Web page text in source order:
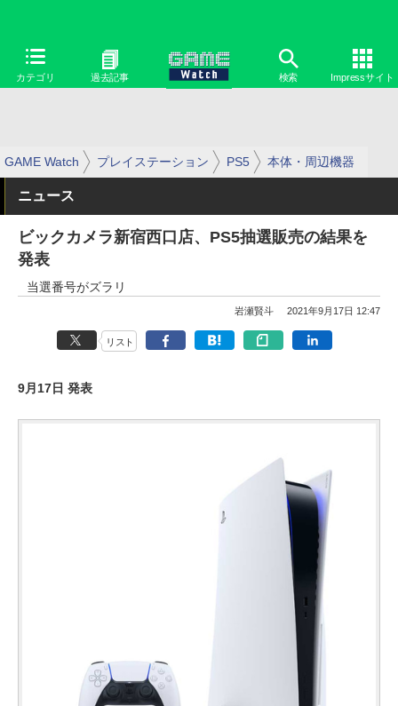
カテゴリ 過去記事 検索 Impressサイト
GAME Watch プレイステーション PS5 本体・周辺機器
ニュース
ビックカメラ新宿西口店、PS5抽選販売の結果を
発表
当選番号がズラリ
岩瀬賢斗 2021年9月17日 12:47
リスト
9月17日 発表